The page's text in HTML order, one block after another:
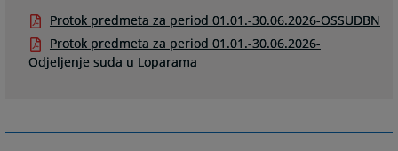
Protok predmeta za period 01.01.-30.06.2026-OSSUDBN
Protok predmeta za period 01.01.-30.06.2026-
Odjeljenje suda u Loparama